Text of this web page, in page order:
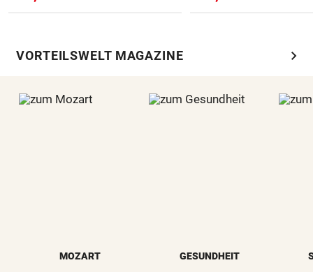
VORTEILSWELT MAGAZINE chevron_right
MOZART GESUNDHEIT